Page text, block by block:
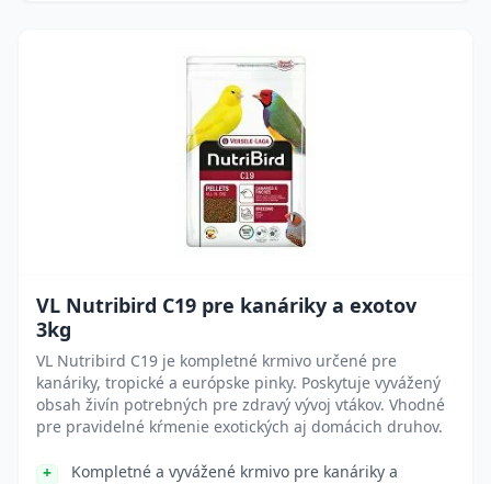
VL Nutribird C19 pre kanáriky a exotov
3kg
VL Nutribird C19 je kompletné krmivo určené pre
kanáriky, tropické a európske pinky. Poskytuje vyvážený
obsah živín potrebných pre zdravý vývoj vtákov. Vhodné
pre pravidelné kŕmenie exotických aj domácich druhov.
Kompletné a vyvážené krmivo pre kanáriky a